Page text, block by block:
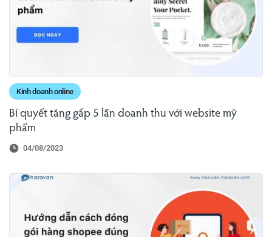
Kinh doanh online
Bí quyết tăng gấp 5 lần doanh thu với website mỹ
phẩm
04/08/2023